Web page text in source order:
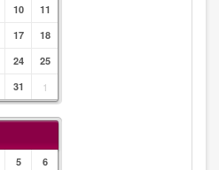
10
11
17
18
24
25
31 1
5
6